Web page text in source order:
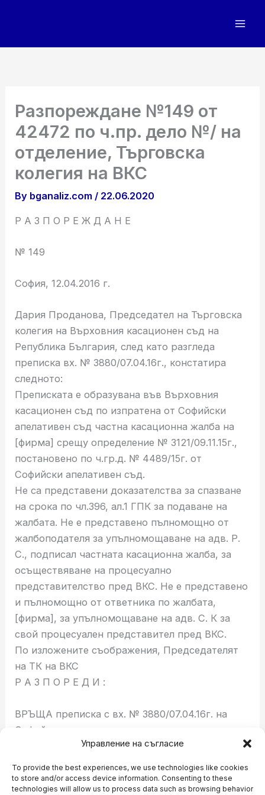
Управление на съгласие
To provide the best experiences, we use technologies like cookies
to store and/or access device information. Consenting to these
technologies will allow us to process data such as browsing behavior
Разпореждане №149 от
42472 по ч.пр. дело №/ на
отделение, Търговска
колегия на ВКС
By bganaliz.com / 22.06.2020
Р А З П О Р Е Ж Д А Н Е
№ 149
София, 12.04.2016 г.
Дария Проданова, Председател на Търговска
колегия на Върховния касационен съд на
Република България, след като разгледа
преписка вх. № 3880/07.04.16г., констатира
следното:
Преписката е образувана във Върховния
касационен съд по изпратена от Софийски
апелативен съд частна касационна жалба на
[фирма] срещу определение № 3121/09.11.15г.,
постановено по ч.гр.д. № 4489/15г. от
Софийски апелативен съд.
Не са представени доказателства за спазване
на срока по чл.396, ал.1 ГПК за подаване на
жалбата. Не е представено пълномощно от
жалбоподателя за упълномощаване на адв. Р.
С., подписал частната касационна жалба, за
осъществяване на процесуално
представителство пред ВКС. Не е представено
и пълномощно от ответника по жалбата,
[фирма], за упълномощаване на адв. С. К за
свой процесуален представител пред ВКС.
По изложените съображения, Председателят
на ТК на ВКС
Р А З П О Р Е Д И :
ВРЪЩА преписка с вх. № 3880/07.04.16г. на
Софийски апелативен съд.